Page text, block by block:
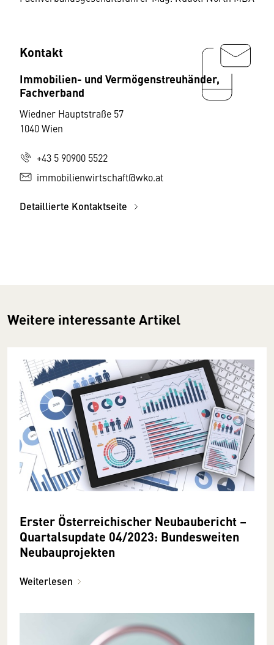
Kontakt
Immobilien- und Vermögenstreuhänder,
Fachverband
Wiedner Hauptstraße 57
1040 Wien
+43 5 90900 5522
immobilienwirtschaft@wko.at
Detaillierte Kontaktseite
Weitere interessante Artikel
Erster Österreichischer Neubaubericht –
Quartalsupdate 04/2023: Bundesweiten
Neubauprojekten
Weiterlesen